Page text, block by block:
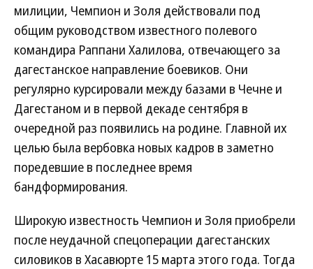
милиции, Чемпион и Золя действовали под
общим руководством известного полевого
командира Раппани Халилова, отвечающего за
дагестанское направление боевиков. Они
регулярно курсировали между базами в Чечне и
Дагестаном и в первой декаде сентября в
очередной раз появились на родине. Главной их
целью была вербовка новых кадров в заметно
поредевшие в последнее время
бандформирования.
Широкую известность Чемпион и Золя приобрели
после неудачной спецоперации дагестанских
силовиков в Хасавюрте 15 марта этого года. Тогда